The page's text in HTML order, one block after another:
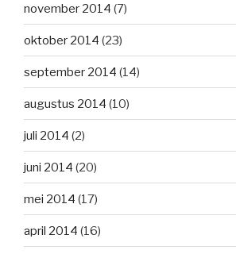
november 2014 (7)
oktober 2014 (23)
september 2014 (14)
augustus 2014 (10)
juli 2014 (2)
juni 2014 (20)
mei 2014 (17)
april 2014 (16)